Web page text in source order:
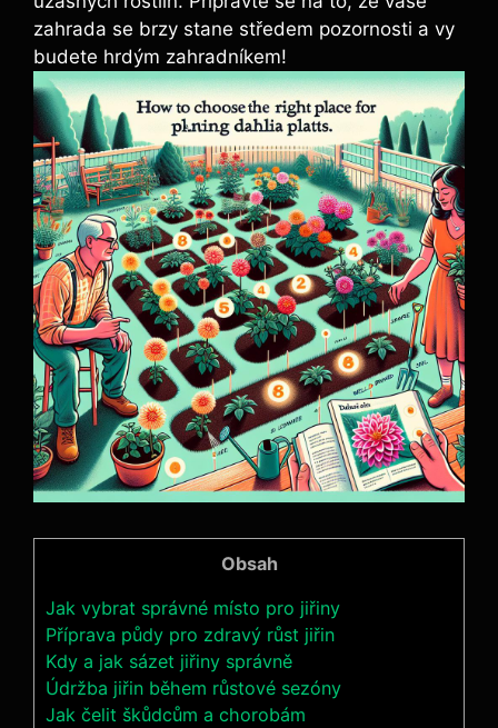
zahrada se brzy stane středem pozornosti a vy
budete hrdým zahradníkem!
Obsah
Jak vybrat správné místo pro jiřiny
Příprava půdy pro zdravý růst jiřin
Kdy a jak sázet jiřiny správně
Údržba jiřin během růstové sezóny
Jak čelit škůdcům a chorobám